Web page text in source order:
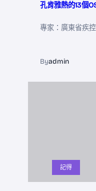
孔肯雅熱的13個
專家：廣東省疾
Byadmin
記得